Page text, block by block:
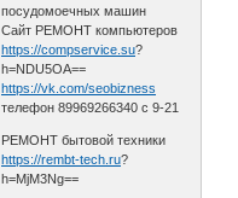
посудомоечных машин
Сайт РЕМОНТ компьютеров
https://compservice.su?
h=NDU5OA==
https://vk.com/seobizness
телефон 89969266340 с 9-21
РЕМОНТ бытовой техники
https://rembt-tech.ru?
h=MjM3Ng==